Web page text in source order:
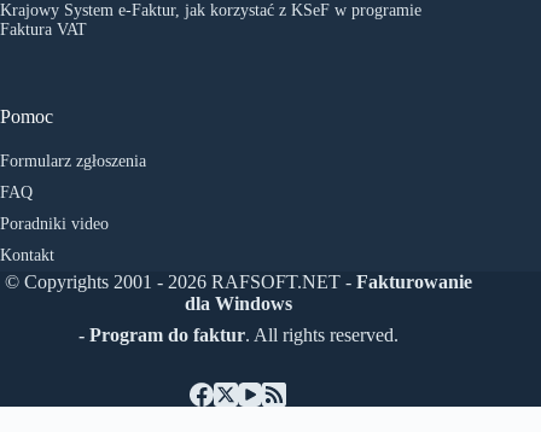
Krajowy System e-Faktur, jak korzystać z KSeF w programie
Faktura VAT
Pomoc
Formularz zgłoszenia
FAQ
Poradniki video
Kontakt
© Copyrights 2001 - 2026 RAFSOFT.NET - Fakturowanie
dla Windows
- Program do faktur. All rights reserved.